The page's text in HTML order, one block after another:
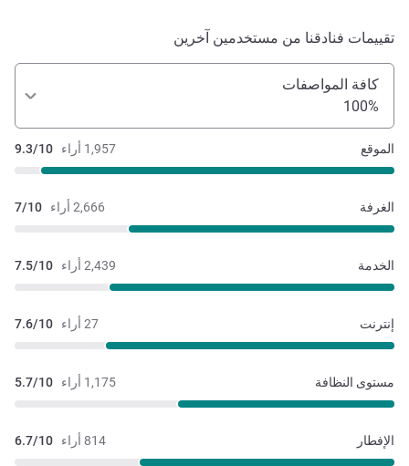
تقييمات فنادقنا من مستخدمين آخرين
كافة المواصفات
100%
1,957 أراء 9.3/10 الموقع
2,666 أراء 7/10 الغرفة
2,439 أراء 7.5/10 الخدمة
27 أراء 7.6/10 إنترنت
1,175 أراء 5.7/10 مستوى النظافة
814 أراء 6.7/10 الإفطار